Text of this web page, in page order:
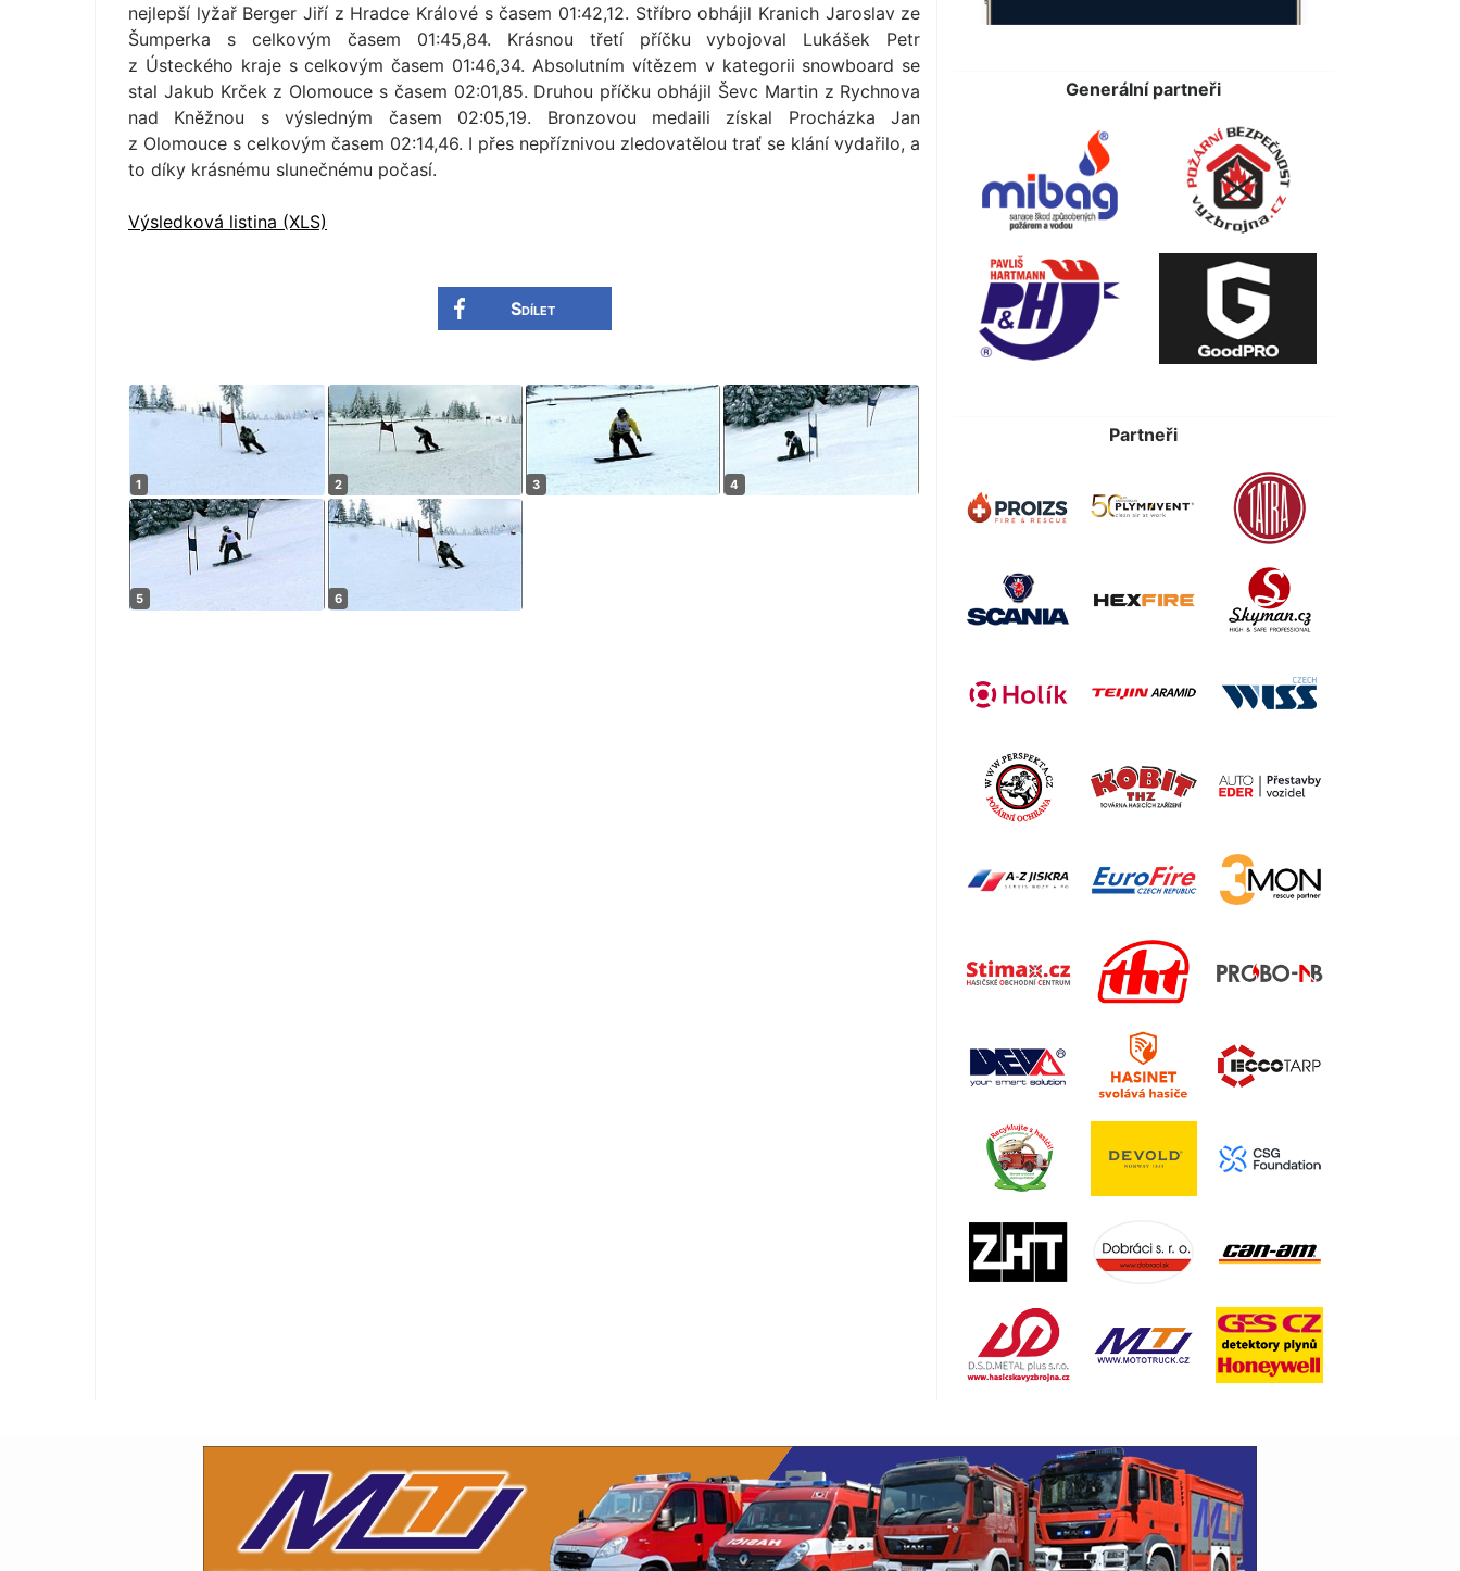
nejlepší lyžař Berger Jiří z Hradce Králové s časem 01:42,12. Stříbro obhájil Kranich Jaroslav ze
Šumperka s celkovým časem 01:45,84. Krásnou třetí příčku vybojoval Lukášek Petr
z Ústeckého kraje s celkovým časem 01:46,34. Abso­lutním vítězem v kategorii snowboard se
stal Jakub Krček z Olomouce s časem 02:01,85. Druhou příčku obhájil Ševc Martin z Rychnova
nad Kněžnou s výsledným časem 02:05,19. Bronzovou medaili získal Procházka Jan
z Olomouce s celkovým časem 02:14,46. I přes nepříznivou zledovatělou trať se klání vydařilo, a
to díky krásnému slunečnému počasí.
Výsledková listina (XLS)
Sdílet
Generální partneři
Partneři